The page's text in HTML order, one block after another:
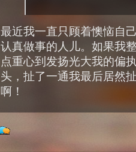
最近我一直只顾着懊恼自
认真做事的人儿。如果我
点重心到发扬光大我的偏
头，扯了一通我最后居然
啊！